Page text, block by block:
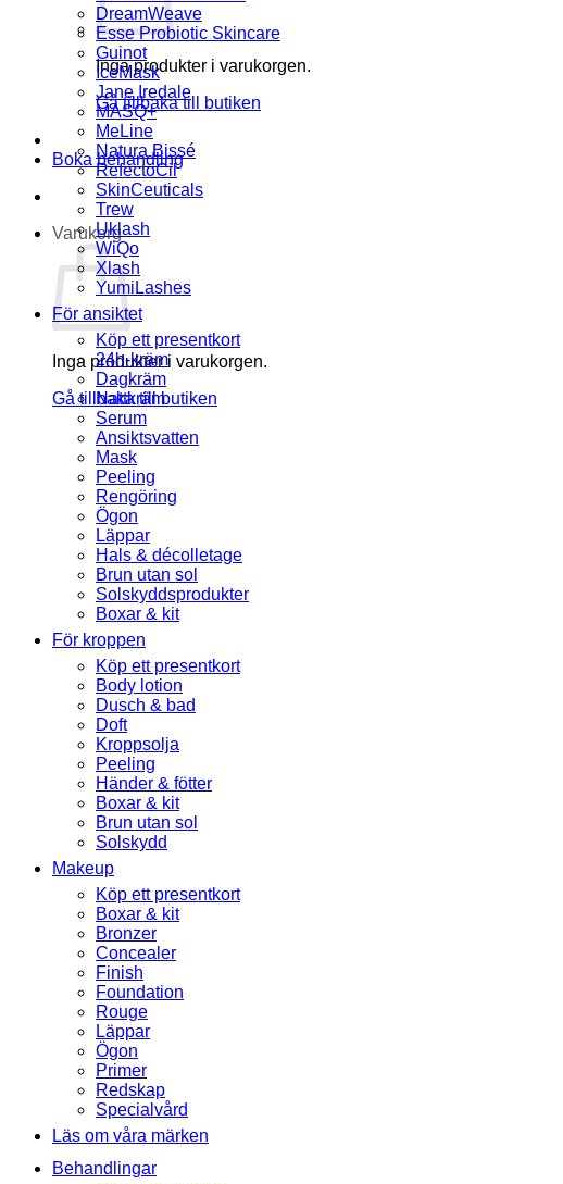
Inga produkter i varukorgen.
Gå tillbaka till butiken
Boka behandling
Varukorg
Inga produkter i varukorgen.
Gå tillbaka till butiken
DreamWeave
Esse Probiotic Skincare
Guinot
IceMask
Jane Iredale
MASQ+
MeLine
Natura Bissé
RefectoCil
SkinCeuticals
Trew
Uklash
WiQo
Xlash
YumiLashes
För ansiktet
Köp ett presentkort
24h-kräm
Dagkräm
Nattkräm
Serum
Ansiktsvatten
Mask
Peeling
Rengöring
Ögon
Läppar
Hals & décolletage
Brun utan sol
Solskyddsprodukter
Boxar & kit
För kroppen
Köp ett presentkort
Body lotion
Dusch & bad
Doft
Kroppsolja
Peeling
Händer & fötter
Boxar & kit
Brun utan sol
Solskydd
Makeup
Köp ett presentkort
Boxar & kit
Bronzer
Concealer
Finish
Foundation
Rouge
Läppar
Ögon
Primer
Redskap
Specialvård
Läs om våra märken
Behandlingar